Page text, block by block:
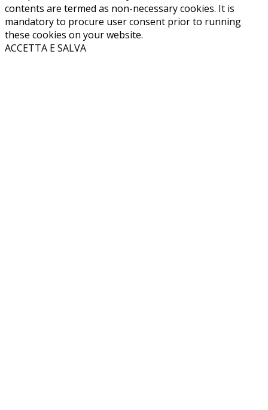
contents are termed as non-necessary cookies. It is
mandatory to procure user consent prior to running
these cookies on your website.
ACCETTA E SALVA